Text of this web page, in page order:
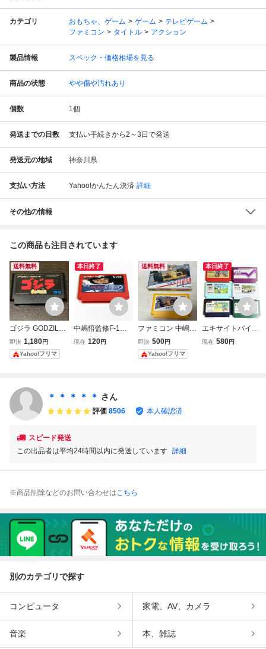
カテゴリ おもちゃ、ゲーム ゲーム
テレビゲーム
ファミコン
タイトル アクション
製品情報 スペック・価格相場を見る
商品の状態 やや傷や汚れあり
個数 1個
発送までの日数 支払い手続きから2～3日で発送
発送元の地域 神奈川県
支払い方法 Yahoo!かんたん決済 詳細
その他の情報
この商品も注目されています
送料無料
ゴジラ GODZILLA
FC ソフトのみ
※価格交渉お断り
即決 1,180円
Yahoo!フリマ
本日終了
中嶋悟監修F-1ヒ
ーロー2 中嶋悟 F1
ン
現在 120円
送料無料
ファミコン 中嶋悟
F-1ヒーロー
即決 500円
Yahoo!フリマ
本日終了
エキサイトバイク
Ｆ１レース テニス
現在 580円
＊ ＊ ＊ ＊ ＊ さん
評価 8506 本人確認済
スピード発送
この出品者は平均24時間以内に発送しています 詳細
※商品削除などのお問い合わせはこちら
別のカテゴリで探す
コンピュータ 家電、AV、カメラ
音楽 本、雑誌